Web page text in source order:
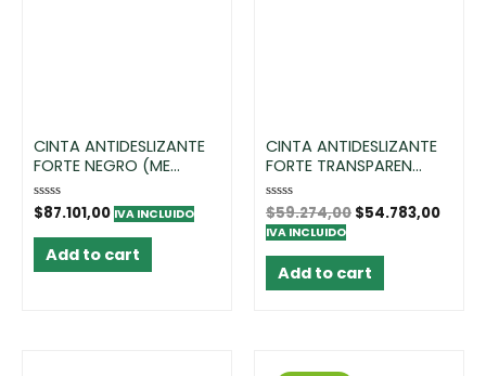
CINTA ANTIDESLIZANTE
FORTE NEGRO (ME...
Rated
0
out
$87.101,00 IVA INCLUIDO
Add to cart
CINTA ANTIDESLIZANTE
FORTE TRANSPAREN...
Rated
0
out
$59.274,00 $54.783,00
IVA INCLUIDO
Add to cart